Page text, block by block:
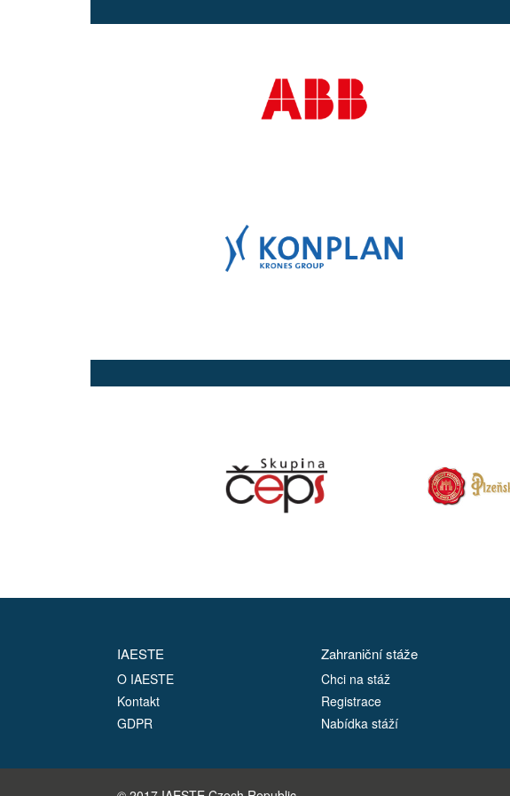
IAESTE
O IAESTE
Kontakt
GDPR
Zahraniční stáže
Chci na stáž
Registrace
Nabídka stáží